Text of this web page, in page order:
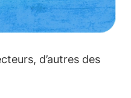
d’autres des